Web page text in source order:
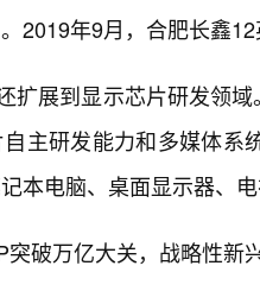
2019年9月，合肥长鑫
扩展到显示芯片研发领
主研发能力和多媒体
本电脑、桌面显示器、
突破万亿大关，战略性新